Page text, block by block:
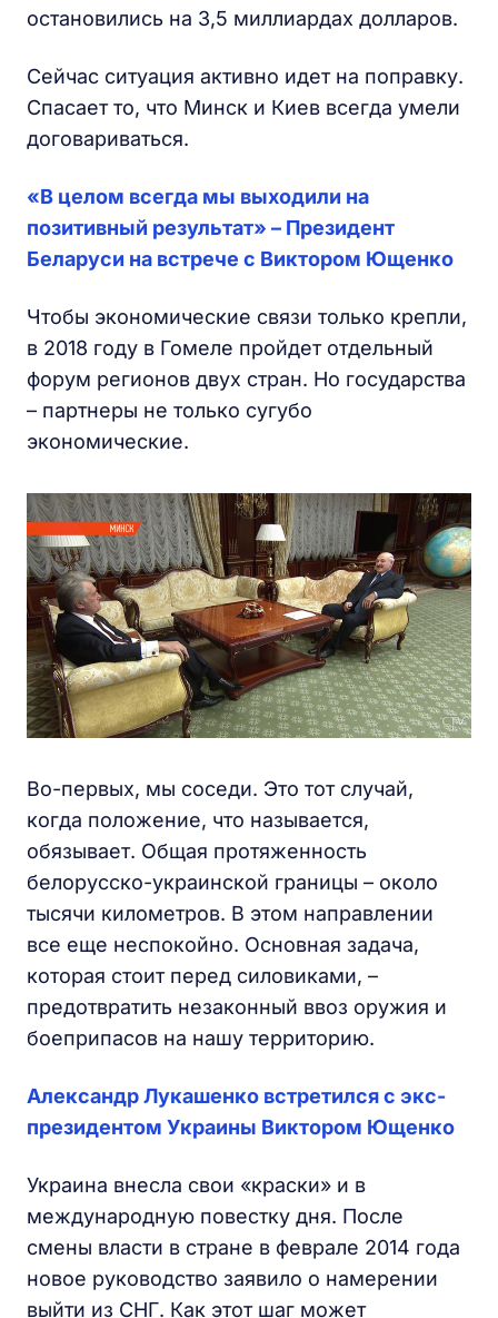
остановились на 3,5 миллиардах долларов.
Сейчас ситуация активно идет на поправку.
Спасает то, что Минск и Киев всегда умели
договариваться.
«В целом всегда мы выходили на
позитивный результат» – Президент
Беларуси на встрече с Виктором Ющенко
Чтобы экономические связи только крепли,
в 2018 году в Гомеле пройдет отдельный
форум регионов двух стран. Но государства
– партнеры не только сугубо
экономические.
Во-первых, мы соседи. Это тот случай,
когда положение, что называется,
обязывает. Общая протяженность
белорусско-украинской границы – около
тысячи километров. В этом направлении
все еще неспокойно. Основная задача,
которая стоит перед силовиками, –
предотвратить незаконный ввоз оружия и
боеприпасов на нашу территорию.
Александр Лукашенко встретился с экс-
президентом Украины Виктором Ющенко
Украина внесла свои «краски» и в
международную повестку дня. После
смены власти в стране в феврале 2014 года
новое руководство заявило о намерении
выйти из СНГ. Как этот шаг может